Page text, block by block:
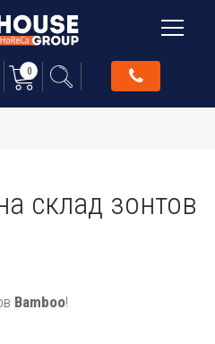
0
склад зонтов
Bamboo!